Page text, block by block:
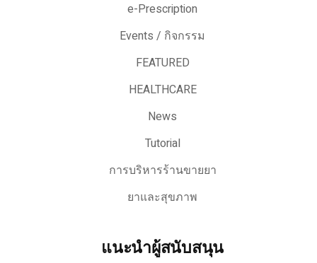
e-Prescription
Events / กิจกรรม
FEATURED
HEALTHCARE
News
Tutorial
การบริหารร้านขายยา
ยาและสุขภาพ
แนะนำผู้สนับสนุน